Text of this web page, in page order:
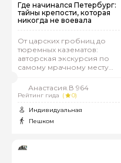
Где начинался Петербург:
тайны крепости, которая
никогда не воевала
От царских гробниц до
тюремных казематов:
авторская экскурсия по
самому мрачному месту
Анастасия.В 964
Рейтинг гида (
0)
Индивидуальная
Пешком